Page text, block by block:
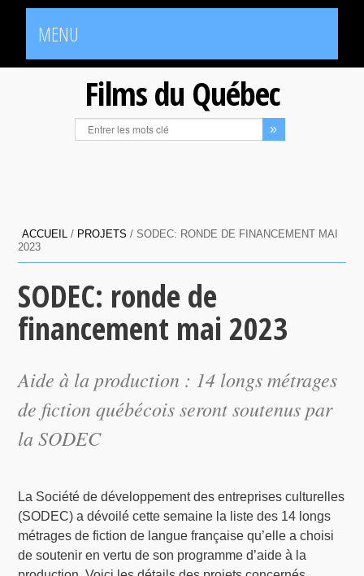
MENU
Films du Québec
ACCUEIL / PROJETS /SODEC: RONDE DE FINANCEMENT MAI
2023
SODEC: ronde de
financement mai 2023
Aide à la production : 14 longs métrages
de fiction québécois seront soutenus par
la SODEC
La Société de développement des entreprises culturelles
(SODEC) a dévoilé cette semaine la liste des 14 longs
métrages de fiction de langue française qu’elle a choisi
de soutenir en vertu de son programme d’aide à la